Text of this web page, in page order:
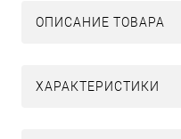
ОПИСАНИЕ ТОВАРА
ХАРАКТЕРИСТИКИ